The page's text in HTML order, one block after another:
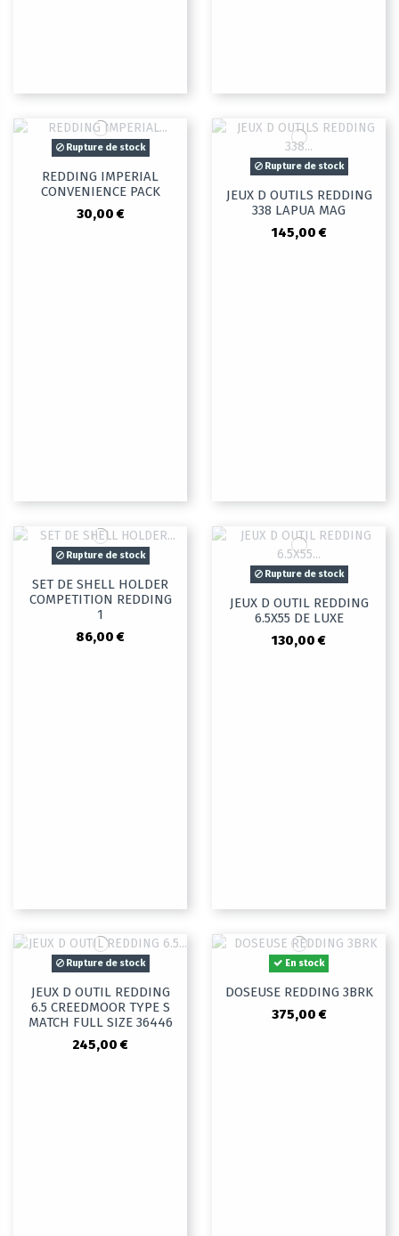
Rupture de stock
REDDING IMPERIAL
CONVENIENCE PACK
30,00 €
Rupture de stock
JEUX D OUTILS REDDING
338 LAPUA MAG
145,00 €
Rupture de stock
SET DE SHELL HOLDER
COMPETITION REDDING
1
86,00 €
Rupture de stock
JEUX D OUTIL REDDING
6.5X55 DE LUXE
130,00 €
Rupture de stock
JEUX D OUTIL REDDING
6.5 CREEDMOOR TYPE S
MATCH FULL SIZE 36446
245,00 €
En stock
DOSEUSE REDDING 3BRK
375,00 €